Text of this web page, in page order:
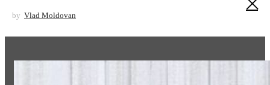
by Vlad Moldovan